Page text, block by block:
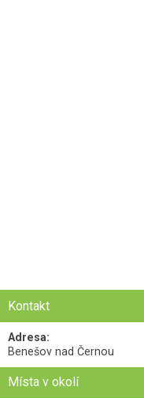
Kontakt
Adresa:
Benešov nad Černou
Místa v okolí